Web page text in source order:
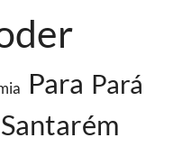
Para Pará
Santarém